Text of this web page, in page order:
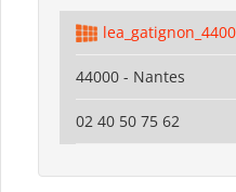
44000 - Nantes
02 40 50 75 62